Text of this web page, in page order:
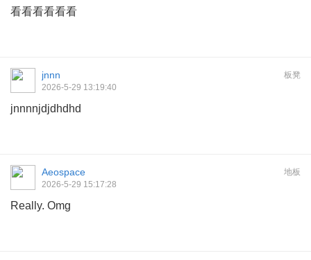
看看看看看看
板凳
jnnn
2026-5-29 13:19:40
jnnnnjdjdhdhd
地板
Aeospace
2026-5-29 15:17:28
Really. Omg